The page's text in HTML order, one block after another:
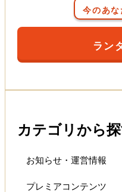
今のあ
ラン
カテゴリから
お知らせ・運営情報
プレミアコンテンツ